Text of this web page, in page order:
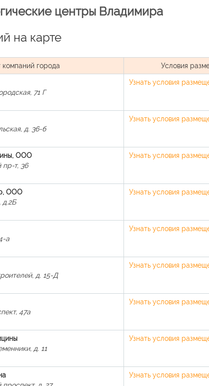
центры Владимира
на карте
компаний города Условия
71 Г
Узнать условия
д. 36-б
Узнать условия
ООО
пр-т, 36
Узнать условия
ООО
д.2Б
Узнать условия
а
Узнать условия
д. 15-Д
Узнать условия
47а
Узнать условия
д. 11
Узнать условия
Узнать условия